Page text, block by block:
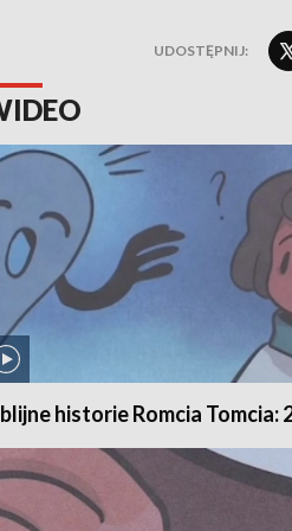
UDOSTĘPNIJ:
historie Romcia Tomcia: